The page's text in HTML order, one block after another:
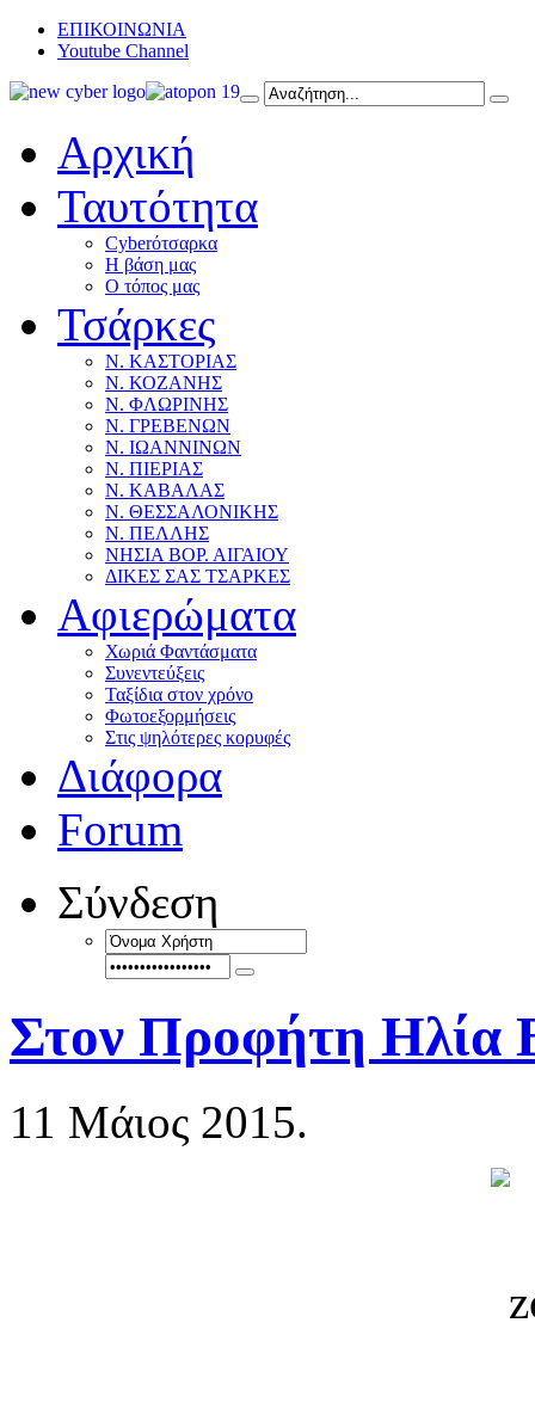
ΕΠΙΚΟΙΝΩΝΙΑ
Youtube Channel
Αρχική
Ταυτότητα
Cyberότσαρκα
Η βάση μας
Ο τόπος μας
Τσάρκες
Ν. ΚΑΣΤΟΡΙΑΣ
Ν. ΚΟΖΑΝΗΣ
Ν. ΦΛΩΡΙΝΗΣ
Ν. ΓΡΕΒΕΝΩΝ
Ν. ΙΩΑΝΝΙΝΩΝ
Ν. ΠΙΕΡΙΑΣ
Ν. ΚΑΒΑΛΑΣ
Ν. ΘΕΣΣΑΛΟΝΙΚΗΣ
Ν. ΠΕΛΛΗΣ
ΝΗΣΙΑ ΒΟΡ. ΑΙΓΑΙΟΥ
ΔΙΚΕΣ ΣΑΣ ΤΣΑΡΚΕΣ
Αφιερώματα
Χωριά Φαντάσματα
Συνεντεύξεις
Ταξίδια στον χρόνο
Φωτοεξορμήσεις
Στις ψηλότερες κορυφές
Διάφορα
Forum
Σύνδεση
Στον Προφήτη Ηλία
11 Μάιος 2015.